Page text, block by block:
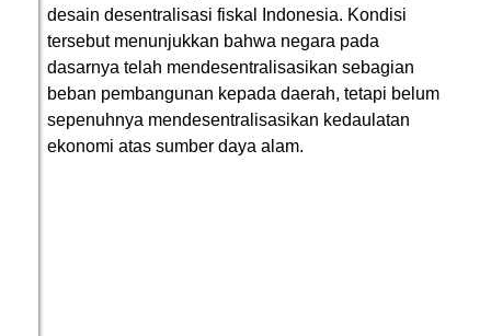
desain desentralisasi fiskal Indonesia. Kondisi
tersebut menunjukkan bahwa negara pada
dasarnya telah mendesentralisasikan sebagian
beban pembangunan kepada daerah, tetapi belum
sepenuhnya mendesentralisasikan kedaulatan
ekonomi atas sumber daya alam.